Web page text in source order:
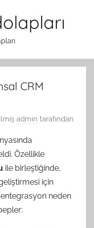
CRM
admin tarafından
Özellikle
ile birleştiğinde,
için
neden